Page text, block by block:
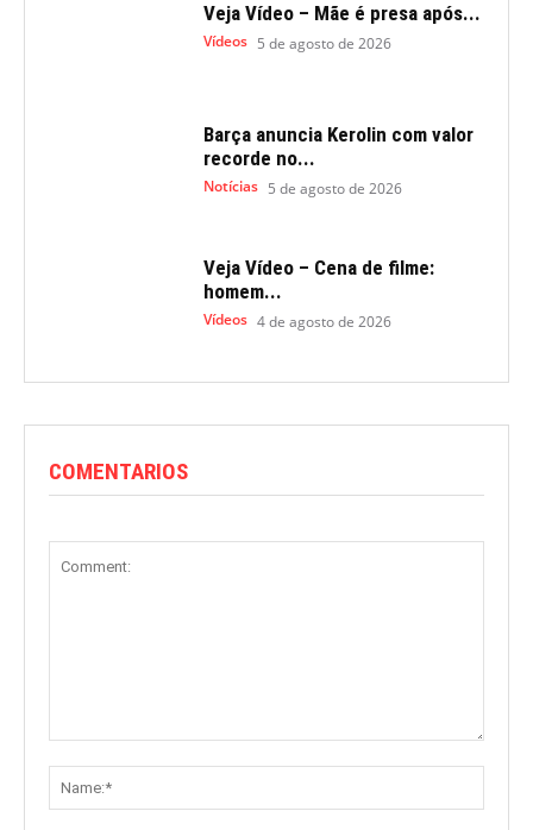
Veja Vídeo – Mãe é presa após...
Vídeos 5 de agosto de 2026
Barça anuncia Kerolin com valor
recorde no...
Notícias 5 de agosto de 2026
Veja Vídeo – Cena de filme:
homem...
Vídeos 4 de agosto de 2026
COMENTARIOS